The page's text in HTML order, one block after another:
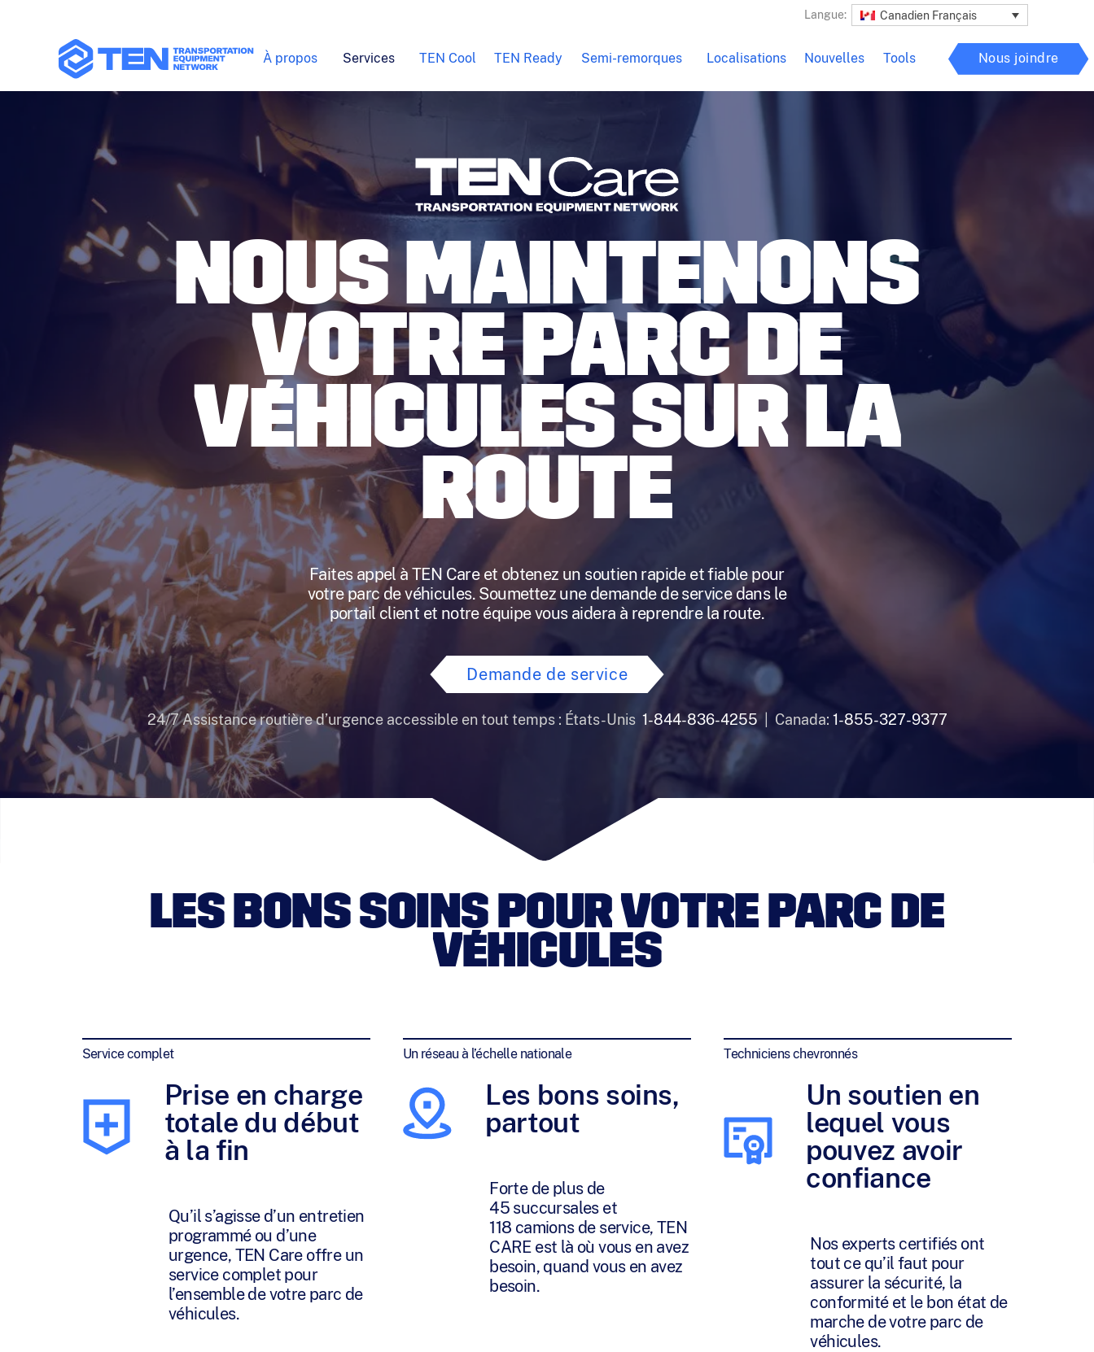
Langue: Canadien Français
À propos Services TEN Cool TEN Ready Semi-remorques Localisations Nouvelles Tools Nous joindre
NOUS MAINTENONS
VOTRE PARC DE
VÉHICULES SUR LA
ROUTE
Faites appel à TEN Care et obtenez un soutien rapide et fiable pour
votre parc de véhicules. Soumettez une demande de service dans le
portail client et notre équipe vous aidera à reprendre la route.
Demande de service
24/7 Assistance routière d’urgence accessible en tout temps : États-Unis 1-844-836-4255 | Canada: 1-855-327-9377
LES BONS SOINS POUR VOTRE PARC DE
VÉHICULES
Service complet
Prise en charge
totale du début
à la fin
Qu’il s’agisse d’un entretien
programmé ou d’une
urgence, TEN Care offre un
service complet pour
l’ensemble de votre parc de
véhicules.
Un réseau à l’échelle nationale
Les bons soins,
partout
Forte de plus de
45 succursales et
118 camions de service, TEN
CARE est là où vous en avez
besoin, quand vous en avez
besoin.
Techniciens chevronnés
Un soutien en
lequel vous
pouvez avoir
confiance
Nos experts certifiés ont
tout ce qu’il faut pour
assurer la sécurité, la
conformité et le bon état de
marche de votre parc de
véhicules.